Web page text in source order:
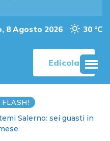
8 Agosto 2026 30 °C
Edicola
FLASH!
Salerno: sei guasti in un